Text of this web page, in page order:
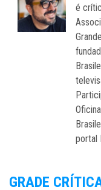
é
portal
GRADE